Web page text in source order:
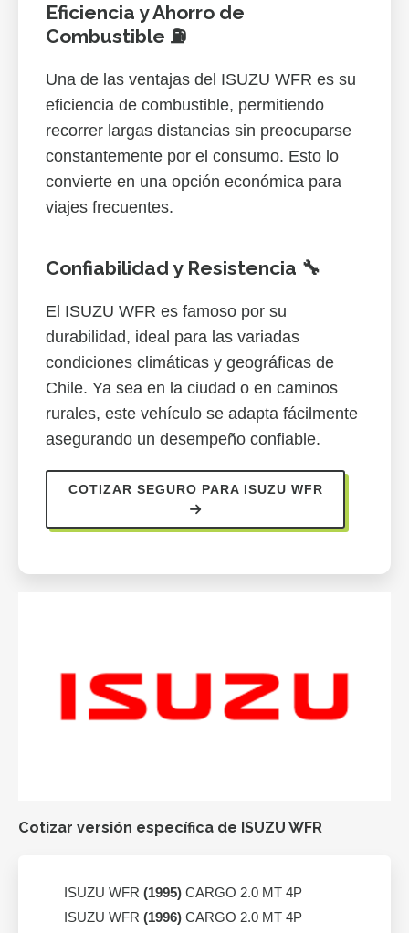
Eficiencia y Ahorro de
Combustible ⛽
Una de las ventajas del ISUZU WFR es su
eficiencia de combustible, permitiendo
recorrer largas distancias sin preocuparse
constantemente por el consumo. Esto lo
convierte en una opción económica para
viajes frecuentes.
Confiabilidad y Resistencia 🔧
El ISUZU WFR es famoso por su
durabilidad, ideal para las variadas
condiciones climáticas y geográficas de
Chile. Ya sea en la ciudad o en caminos
rurales, este vehículo se adapta fácilmente
asegurando un desempeño confiable.
COTIZAR SEGURO PARA ISUZU WFR
Cotizar versión específica de ISUZU WFR
ISUZU WFR (1995) CARGO 2.0 MT 4P
ISUZU WFR (1996) CARGO 2.0 MT 4P